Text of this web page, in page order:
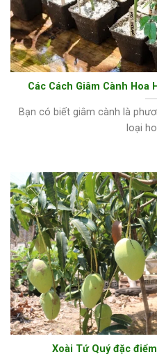
Các Cách Giâm Cành Hoa
Bạn có biết giâm cành là
loại
Xoài Tứ Quý đặc